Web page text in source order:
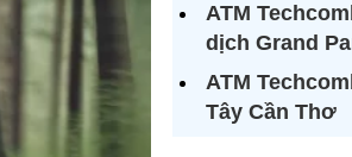
ATM
dịch Grand
ATM
Tây Cần Thơ